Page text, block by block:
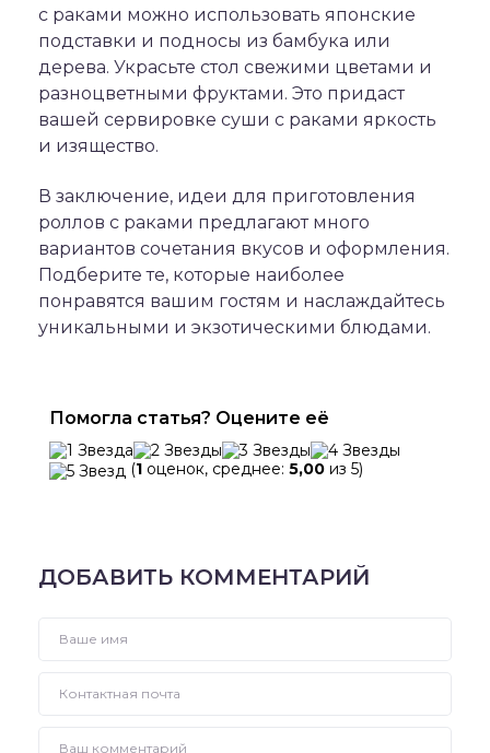
с раками можно использовать японские
подставки и подносы из бамбука или
дерева. Украсьте стол свежими цветами и
разноцветными фруктами. Это придаст
вашей сервировке суши с раками яркость
и изящество.
В заключение, идеи для приготовления
роллов с раками предлагают много
вариантов сочетания вкусов и оформления.
Подберите те, которые наиболее
понравятся вашим гостям и наслаждайтесь
уникальными и экзотическими блюдами.
Помогла статья? Оцените её
(1 оценок, среднее: 5,00 из 5)
ДОБАВИТЬ КОММЕНТАРИЙ